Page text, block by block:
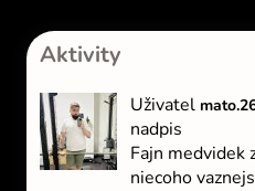
Aktivity
Uživatel
nadpis
Fajn medvidek
niecoho